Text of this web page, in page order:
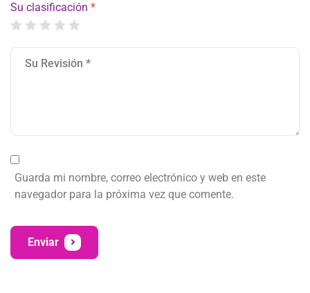
Su clasificación *
Guarda mi nombre, correo electrónico y web en este
navegador para la próxima vez que comente.
Enviar